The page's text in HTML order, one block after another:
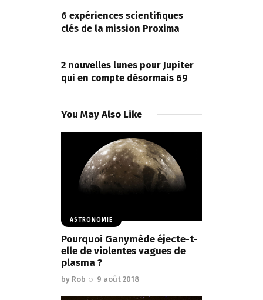
l’article
6 expériences scientifiques
clés de la mission Proxima
2 nouvelles lunes pour Jupiter
qui en compte désormais 69
You May Also Like
ASTRONOMIE
Pourquoi Ganymède éjecte-t-
elle de violentes vagues de
plasma ?
by Rob 9 août 2018